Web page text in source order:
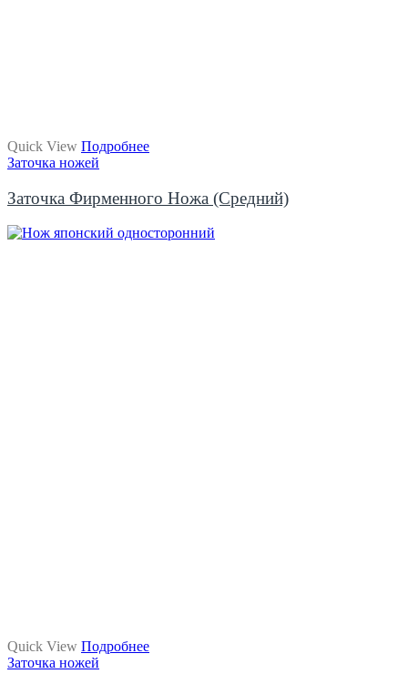
Quick View Подробнее
Заточка ножей
Заточка Фирменного Ножа (средний)
Quick View Подробнее
Заточка ножей